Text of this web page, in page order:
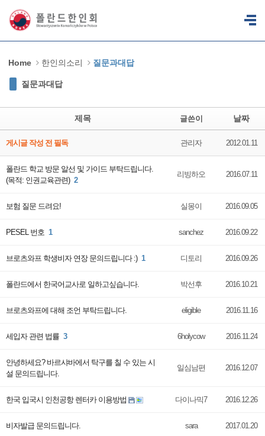
Home 한인의소리 질문과대답
질문과대답
제목 글쓴이 날짜
게시글 작성 전 필독 관리자 2012.01.11
폴란드 학교 방문 알선 및 가이드 부탁드립니다.
(목적: 인권교육관련) 2
리빙하오 2016.07.11
보험 질문 드려요! 실몽이 2016.09.05
PESEL 번호 1 sanchez 2016.09.22
브로츠와프 학생비자 연장 문의드립니다 :) 1 디토리 2016.09.26
폴란드에서 한국어교사로 일하고싶습니다. 박선후 2016.10.21
브로츠와프에 대해 조언 부탁드립니다. eligible 2016.11.16
세입자 관련 법률 3 6holycow 2016.11.24
안녕하세요? 바르샤바에서 탁구를 칠 수 있는 시
설 문의드립니다.
일심남편 2016.12.07
한국 입국시 인천공항 렌터카 이용방법 다이나믹7 2016.12.26
비자발급 문의드립니다. sara 2017.01.20